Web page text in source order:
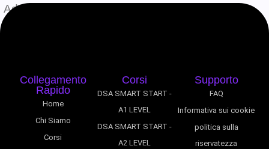
Admin
Collegamento
Rapido
Home
Chi Siamo
Corsi
Corsi
DSA SMART START -
A1 LEVEL
DSA SMART START -
A2 LEVEL
Supporto
FAQ
Informativa sui cookie
politica sulla
riservatezza